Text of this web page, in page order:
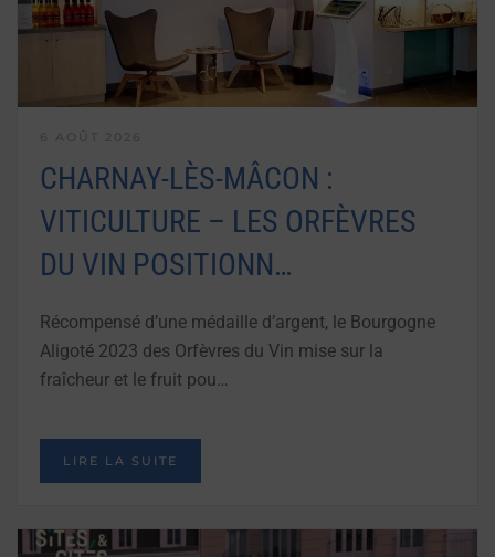
CHARNAY-LÈS-MÂCON :
VITICULTURE – LES ORFÈVRES
DU VIN POSITIONN…
Récompensé d’une médaille d’argent, le Bourgogne
Aligoté 2023 des Orfèvres du Vin mise sur la
fraîcheur et le fruit pou…
LIRE LA SUITE